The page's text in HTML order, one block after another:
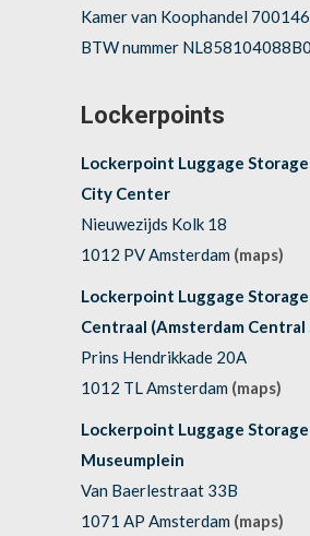
Kamer van Koophandel
BTW nummer
Lockerpoints
Lockerpoint Luggage
City Center
Nieuwezijds Kolk 18
1012 PV Amsterdam (maps)
Lockerpoint Luggage
Centraal (Amsterdam
Prins Hendrikkade 20A
1012 TL Amsterdam (maps)
Lockerpoint Luggage Storage
Museumplein
Van Baerlestraat 33B
1071 AP Amsterdam (maps)